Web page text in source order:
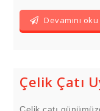
Devamını oku
Çelik Çatı